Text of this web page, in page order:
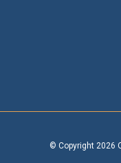
© Copyright 2026